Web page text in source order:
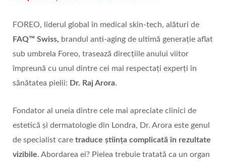
FOREO, liderul global în medical skin-tech, alături de
FAQ™ Swiss, brandul anti-aging de ultimă generație aflat
sub umbrela Foreo, trasează direcțiile anului viitor
împreună cu unul dintre cei mai respectați experți în
sănătatea pielii: Dr. Raj Arora.
Fondator al uneia dintre cele mai apreciate clinici de
estetică și dermatologie din Londra, Dr. Arora este genul
de specialist care traduce știința complicată în rezultate
vizibile. Abordarea ei? Pielea trebuie tratată ca un organ